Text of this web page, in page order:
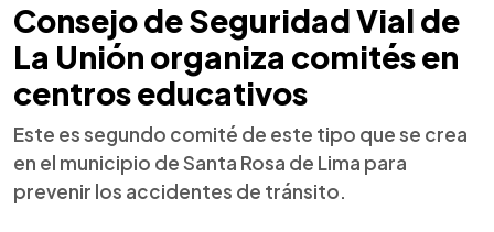
Consejo de Seguridad Vial de
La Unión organiza comités en
centros educativos
Este es segundo comité de este tipo que se crea
en el municipio de Santa Rosa de Lima para
prevenir los accidentes de tránsito.